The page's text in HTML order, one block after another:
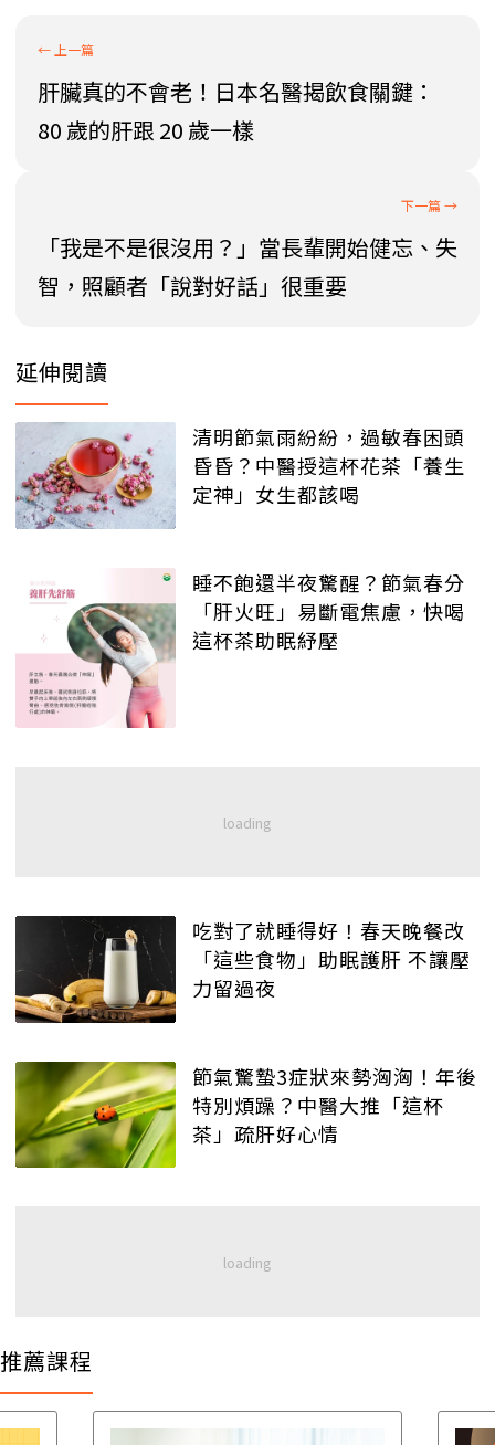
肝臟真的不會老！日本名醫揭飲食關鍵：
80 歲的肝跟 20 歲一樣
「我是不是很沒用？」當長輩開始健忘、失
智，照顧者「說對好話」很重要
延伸閱讀
清明節氣雨紛紛，過敏春困頭
昏昏？中醫授這杯花茶「養生
定神」女生都該喝
睡不飽還半夜驚醒？節氣春分
「肝火旺」易斷電焦慮，快喝
這杯茶助眠紓壓
吃對了就睡得好！春天晚餐改
「這些食物」助眠護肝 不讓壓
力留過夜
節氣驚蟄3症狀來勢洶洶！年後
特別煩躁？中醫大推「這杯
茶」疏肝好心情
推薦課程